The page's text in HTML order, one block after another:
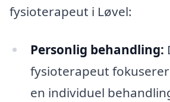
fysioterapeut i Løvel:
Personlig behandling:
fysioterapeut
en individuel